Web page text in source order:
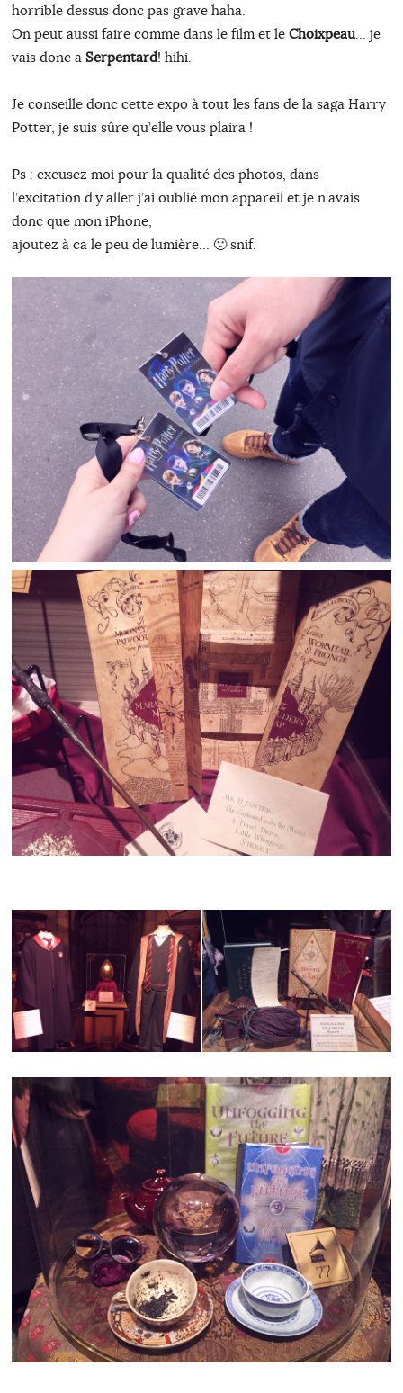
horrible dessus donc pas grave haha.
On peut aussi faire comme dans le film et le Choixpeau… je
vais donc a Serpentard! hihi.
Je conseille donc cette expo à tout les fans de la saga Harry
Potter, je suis sûre qu’elle vous plaira !
Ps : excusez moi pour la qualité des photos, dans
l’excitation d’y aller j’ai oublié mon appareil et je n’avais
donc que mon iPhone,
ajoutez à ca le peu de lumière… 🙁 snif.